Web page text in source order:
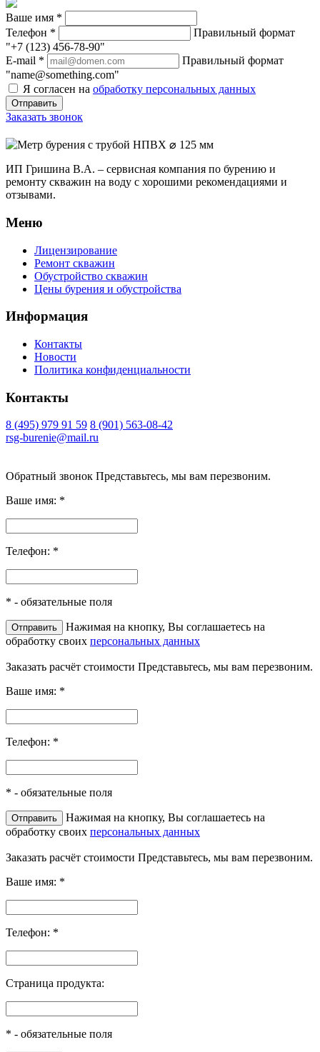
Ваше имя *
Телефон *
Правильный формат
"+7 (123) 456-78-90"
E-mail *
Правильный формат
"name@something.com"
Я согласен на обработку персональных данных
Заказать звонок
ИП Гришина В.А. – сервисная компания по бурению и
ремонту скважин на воду с хорошими рекомендациями и
отзывами.
Меню
Лицензирование
Ремонт скважин
Обустройство скважин
Цены бурения и обустройства
Информация
Контакты
Новости
Политика конфиденциальности
Контакты
8 (495) 979 91 59 8 (901) 563-08-42
rsg-burenie@mail.ru
Обратный звонок Представьтесь, мы вам перезвоним.
Ваше имя: *
Телефон: *
* - обязательные поля
Нажимая на кнопку, Вы соглашаетесь на
обработку своих персональных данных
Заказать расчёт стоимости Представьтесь, мы вам перезвоним.
Ваше имя: *
Телефон: *
* - обязательные поля
Нажимая на кнопку, Вы соглашаетесь на
обработку своих персональных данных
Заказать расчёт стоимости Представьтесь, мы вам перезвоним.
Ваше имя: *
Телефон: *
Страница продукта:
* - обязательные поля